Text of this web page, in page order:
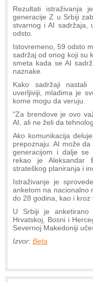
Rezultati
generacije Z u Srbiji
stvarnog i AI sadržaja,
odsto.
Istovremeno, 59 odsto
sadržaj od onog koji su
smeta kada se AI
naznake.
Kako sadržaji nastali
uverljiviji, mladima je
kome mogu da veruju.
"Za brendove je ovo
AI, ali ne želi da
Ako komunikacija
prepoznaju. AI može
generacijom i dalje se
rekao je Aleksandar
strateškog planiranja i
Istraživanje je
anketom na nacionalno
do 28 godina, kao i kroz
U Srbiji je anketirano
Hrvatskoj, Bosni i
Severnoj Makedoniji
Izvor: Beta